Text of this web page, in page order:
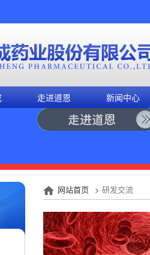
走进道恩 新闻中心
网站首页 > 研发交流